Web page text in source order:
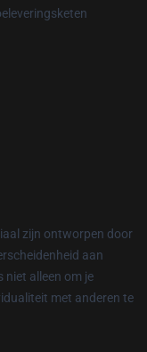
zijn ontworpen door
aan
niet alleen om je
met anderen te